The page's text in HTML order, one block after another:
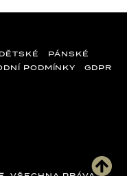
DĚTSKÉ
PÁNSKÉ
PODMÍNKY
GDPR